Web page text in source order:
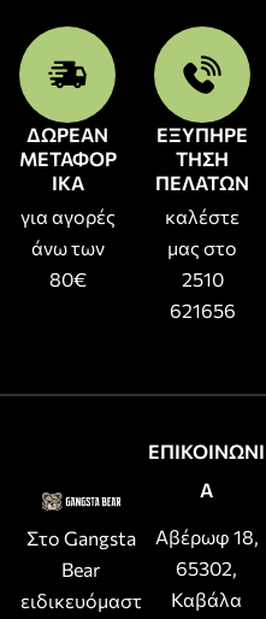
ΔΩΡΕΑΝ
ΜΕΤΑΦΟΡ
ΙΚΑ
για αγορές
άνω των
80€
ΕΞΥΠΗΡΕ
ΤΗΣΗ
ΠΕΛΑΤΩΝ
καλέστε
μας στο
2510
621656
Στο Gangsta
Bear
ειδικευόμαστ
ΕΠΙΚΟΙΝΩΝΙ
Α
Αβέρωφ 18,
65302,
Καβάλα